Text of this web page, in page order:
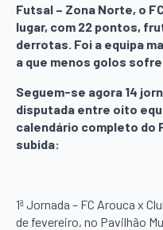
Futsal – Zona Norte, o
lugar, com 22 pontos,
derrotas. Foi a equipa
a que menos golos
Seguem-se agora 14
disputada entre oito
calendário completo do
subida:
1ª Jornada – FC Arouca x
de fevereiro, no Pavilhão